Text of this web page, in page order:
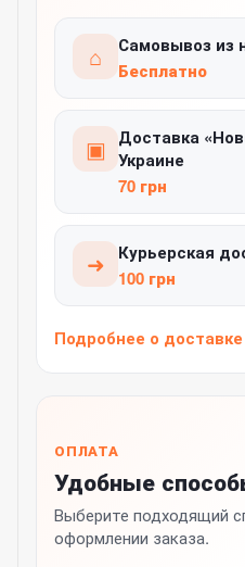
⌂
Самовывоз из
Бесплатно
▣
Доставка
Украине
70 грн
➜
Курьерская
100 грн
Подробнее о
ОПЛАТА
Удобные
Выберите подходящий
оформлении заказа.